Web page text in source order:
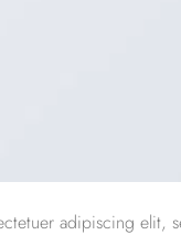
adipiscing elit,